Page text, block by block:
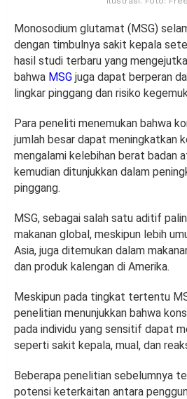
Monosodium glutamat (MSG)
dengan timbulnya sakit kepala
hasil studi terbaru yang
bahwa MSG juga dapat berperan
lingkar pinggang dan risiko
Para peneliti menemukan bahwa
jumlah besar dapat meningkatkan
mengalami kelebihan berat badan
kemudian ditunjukkan dalam
pinggang.
MSG, sebagai salah satu aditif
makanan global, meskipun lebih
Asia, juga ditemukan dalam
dan produk kalengan di Amerika.
Meskipun pada tingkat tertentu
penelitian menunjukkan bahwa
pada individu yang sensitif dapat
seperti sakit kepala, mual, dan
Beberapa penelitian sebelumnya
potensi keterkaitan antara